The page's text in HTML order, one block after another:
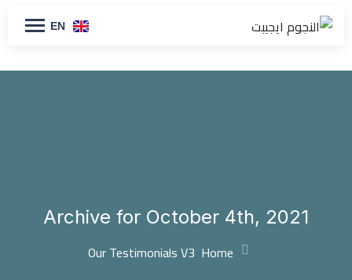
EN
Archive for October 4th, 2021
Home
Our Testimonials V3